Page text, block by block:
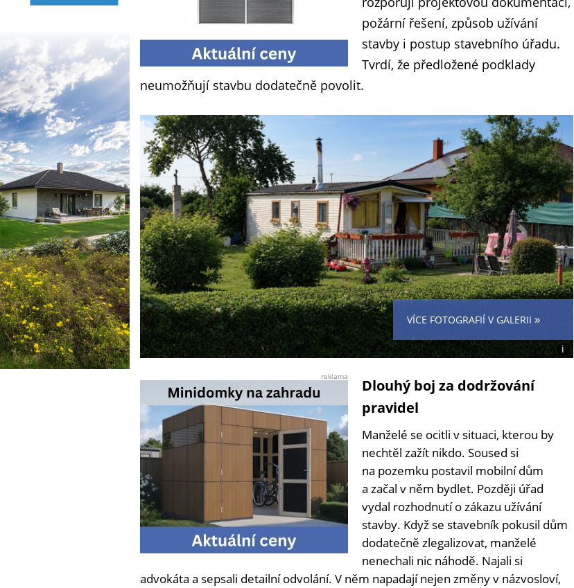
požární řešení, způsob užívání
stavby i postup stavebního úřadu.
Tvrdí, že předložené podklady
neumožňují stavbu dodatečně povolit.
VÍCE FOTOGRAFIÍ V GALERII »
i
Foto:
reklama
Dlouhý boj za dodržování
pravidel
Manželé se ocitli v situaci, kterou by
nechtěl zažít nikdo. Soused si
na pozemku postavil mobilní dům
a začal v něm bydlet. Později úřad
vydal rozhodnutí o zákazu užívání
stavby. Když se stavebník pokusil dům
dodatečně zlegalizovat, manželé
nenechali nic náhodě. Najali si
advokáta a sepsali detailní odvolání. V něm napadají nejen změny v názvosloví,